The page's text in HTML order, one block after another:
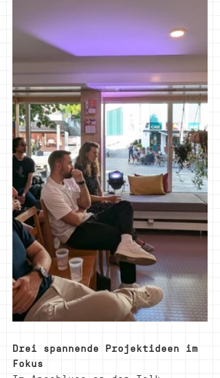
Drei spannende Projektideen im
Fokus